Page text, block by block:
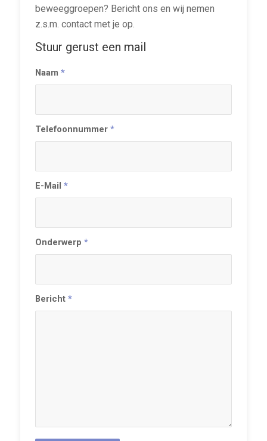
beweeggroepen? Bericht ons en wij nemen
z.s.m. contact met je op.
Stuur gerust een mail
Naam *
Telefoonnummer *
E-Mail *
Onderwerp *
Bericht *